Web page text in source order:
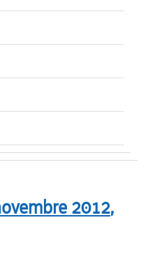
2012,